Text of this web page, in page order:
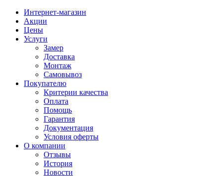
Интернет-магазин
Акции
Цены
Услуги
Замер
Доставка
Монтаж
Самовывоз
Покупателю
Критерии качества
Оплата
Помощь
Гарантия
Документация
Условия оферты
О компании
Отзывы
История
Новости